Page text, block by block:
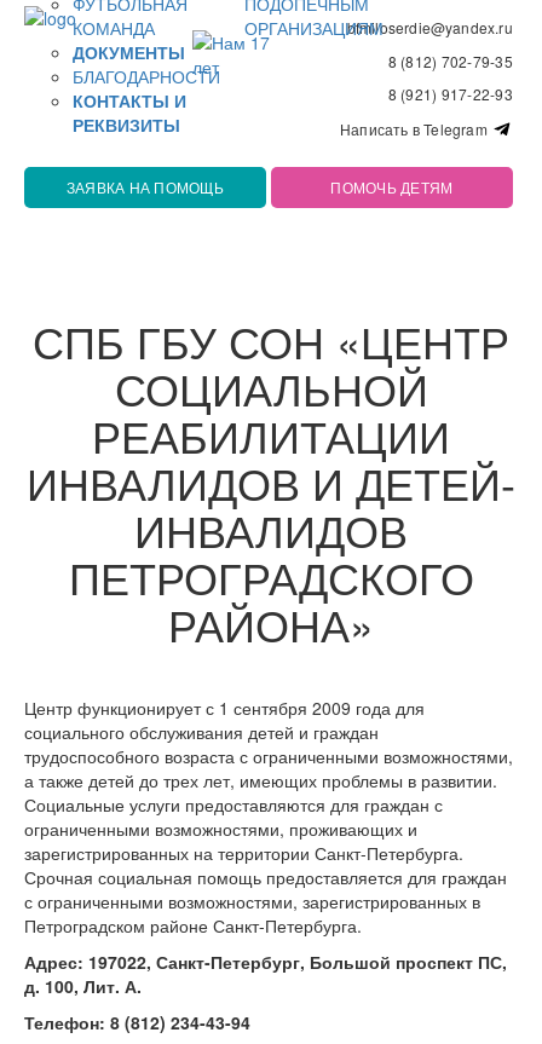
bfmiloserdie@yandex.ru
8 (812) 702-79-35
8 (921) 917-22-93
Написать в Telegram
КОМАНДА
ДОКУМЕНТЫ
БЛАГОДАРНОСТИ
КОНТАКТЫ И
РЕКВИЗИТЫ
ОРГАНИЗАЦИЯМ
ЗАЯВКА НА ПОМОЩЬ ПОМОЧЬ ДЕТЯМ
СПБ ГБУ СОН «ЦЕНТР
СОЦИАЛЬНОЙ
РЕАБИЛИТАЦИИ
ИНВАЛИДОВ И ДЕТЕЙ-
ИНВАЛИДОВ
ПЕТРОГРАДСКОГО
РАЙОНА»
Центр функционирует с 1 сентября 2009 года для
социального обслуживания детей и граждан
трудоспособного возраста с ограниченными возможностями,
а также детей до трех лет, имеющих проблемы в развитии.
Социальные услуги предоставляются для граждан с
ограниченными возможностями, проживающих и
зарегистрированных на территории Санкт-Петербурга.
Срочная социальная помощь предоставляется для граждан
с ограниченными возможностями, зарегистрированных в
Петроградском районе Санкт-Петербурга.
Адрес: 197022, Санкт-Петербург, Большой проспект ПС,
д. 100, Лит. А.
Телефон: 8 (812) 234-43-94